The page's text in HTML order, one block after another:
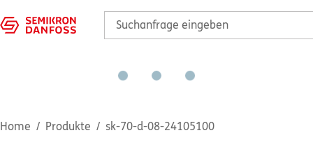
Home Produkte sk-70-d-08-24105100